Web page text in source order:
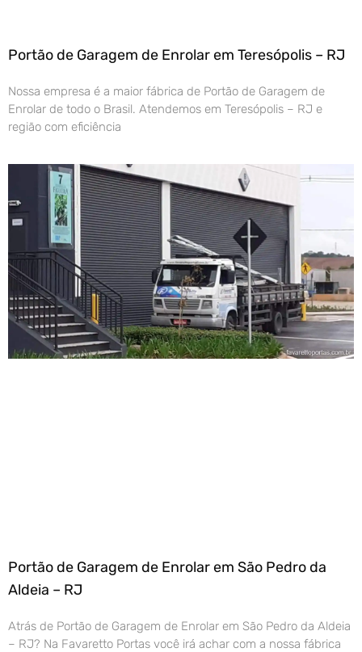
Portão de Garagem de Enrolar em Teresópolis – RJ
Nossa empresa é a maior fábrica de Portão de Garagem de
Enrolar de todo o Brasil. Atendemos em Teresópolis – RJ e
região com eficiência
Portão de Garagem de Enrolar em São Pedro da
Aldeia – RJ
Atrás de Portão de Garagem de Enrolar em São Pedro da Aldeia
– RJ? Na Favaretto Portas você irá achar com a nossa fábrica